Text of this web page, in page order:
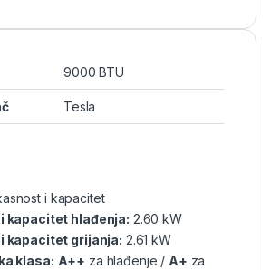
9000 BTU
Tesla
i kapacitet
kapacitet hlađenja: 2.60 kW
kapacitet grijanja: 2.61 kW
klasa: A++ za hlađenje / A+ za